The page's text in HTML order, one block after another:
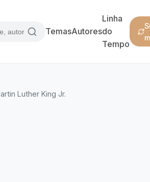
TemasAutores
Linha
do
Tempo
Luther King Jr.